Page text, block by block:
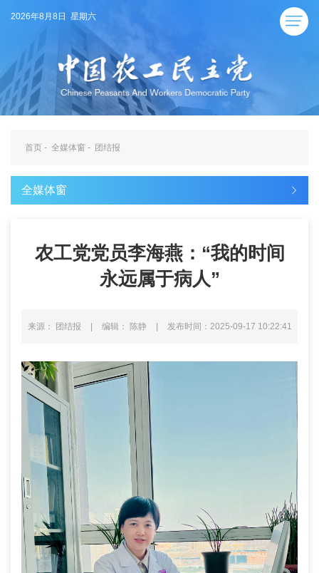
2026年8月8日 星期六
首页 - 全媒体窗 - 团结报
全媒体窗
农工党党员李海燕：“我的时间
永远属于病人”
来源： 团结报 | 编辑： 陈静 | 发布时间：2025-09-17 10:22:41